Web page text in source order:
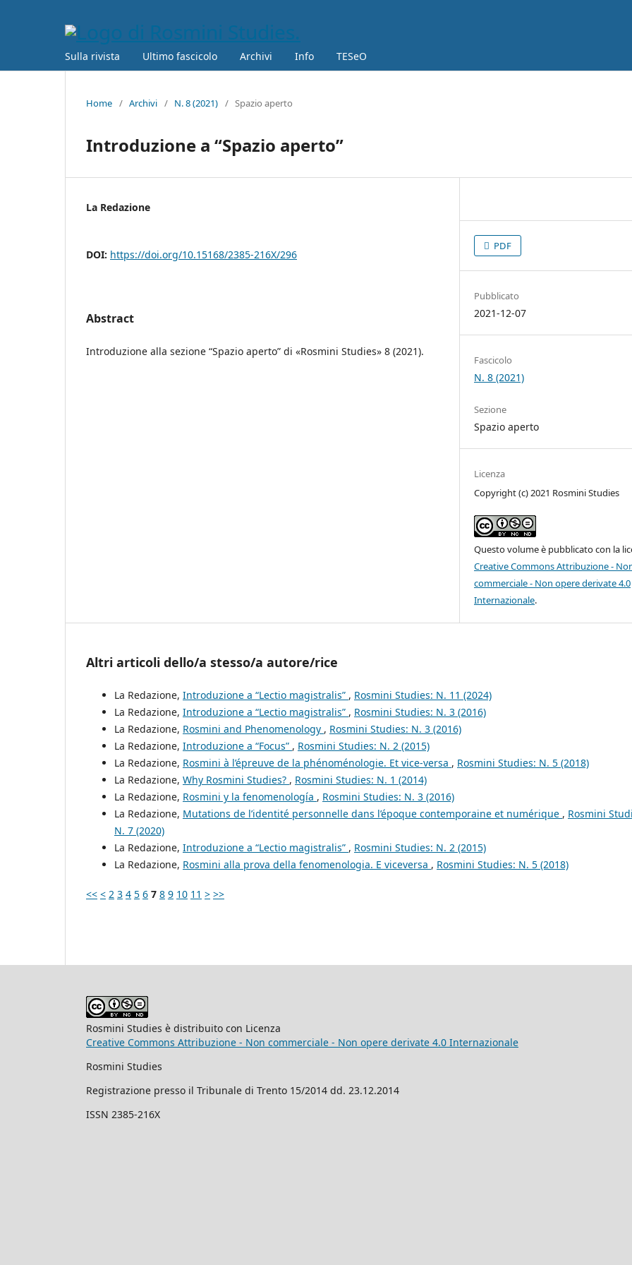
Sulla rivista Ultimo fascicolo Archivi Info TESeO
Home / Archivi / N. 8 (2021) / Spazio aperto
Introduzione a “Spazio aperto”
La Redazione
DOI: https://doi.org/10.15168/2385-216X/296
Abstract
Introduzione alla sezione “Spazio aperto” di «Rosmini Studies» 8 (2021).
PDF
Pubblicato
2021-12-07
Fascicolo
N. 8 (2021)
Sezione
Spazio aperto
Licenza
Copyright (c) 2021 Rosmini Studies
Questo volume è pubblicato con la
Creative Commons Attribuzione -
commerciale - Non opere derivate 4.0
Internazionale.
Altri articoli dello/a stesso/a autore/rice
La Redazione, Introduzione a “Lectio magistralis” , Rosmini Studies: N. 11 (2024)
La Redazione, Introduzione a “Lectio magistralis” , Rosmini Studies: N. 3 (2016)
La Redazione, Rosmini and Phenomenology , Rosmini Studies: N. 3 (2016)
La Redazione, Introduzione a “Focus” , Rosmini Studies: N. 2 (2015)
La Redazione, Rosmini à l’épreuve de la phénoménologie. Et vice-versa , Rosmini Studies: N. 5 (2018)
La Redazione, Why Rosmini Studies? , Rosmini Studies: N. 1 (2014)
La Redazione, Rosmini y la fenomenología , Rosmini Studies: N. 3 (2016)
La Redazione, Mutations de l’identité personnelle dans l’époque contemporaine et numérique , Rosmini
N. 7 (2020)
La Redazione, Introduzione a “Lectio magistralis” , Rosmini Studies: N. 2 (2015)
La Redazione, Rosmini alla prova della fenomenologia. E viceversa , Rosmini Studies: N. 5 (2018)
<< < 2 3 4 5 6 7 8 9 10 11 > >>
Rosmini Studies è distribuito con Licenza
Creative Commons Attribuzione - Non commerciale - Non opere derivate 4.0 Internazionale
Rosmini Studies
Registrazione presso il Tribunale di Trento 15/2014 dd. 23.12.2014
ISSN 2385-216X